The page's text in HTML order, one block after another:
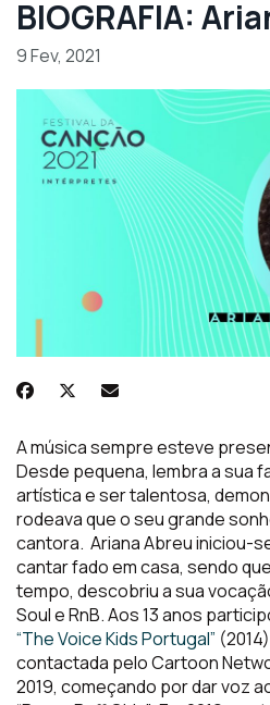
BIOGRAFIA:
9 Fev, 2021
A música sempre esteve
Desde pequena, lembra a sua
artística e ser talentosa,
rodeava que o seu grande
cantora. Ariana Abreu iniciou-
cantar fado em casa, sendo
tempo, descobriu a sua
Soul e RnB. Aos 13 anos
“The Voice Kids Portugal”
contactada pelo Cartoon
2019, começando por dar voz